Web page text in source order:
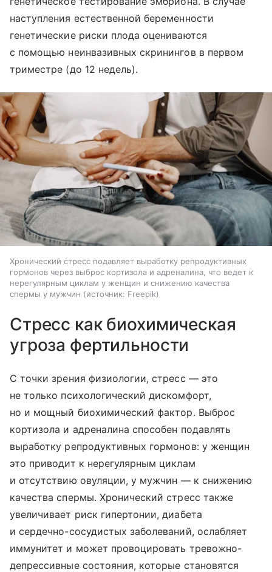
наступления естественной беременности
генетические риски плода оцениваются
с помощью неинвазивных скринингов в первом
триместре (до 12 недель).
Хронический стресс подавляет выработку репродуктивных
гормонов через выброс кортизола и адреналина, что ведет к
нерегулярным циклам у женщин и снижению качества
спермы у мужчин
источник: Freepik
Стресс как биохимическая
угроза фертильности
С точки зрения физиологии, стресс — это
не только психологический дискомфорт,
но и мощный биохимический фактор. Выброс
кортизола и адреналина способен подавлять
выработку репродуктивных гормонов: у женщин
это приводит к нерегулярным циклам
и отсутствию овуляции, у мужчин — к снижению
качества спермы. Хронический стресс также
увеличивает риск гипертонии, диабета
и сердечно-сосудистых заболеваний, ослабляет
иммунитет и может провоцировать тревожно-
депрессивные состояния, которые становятся